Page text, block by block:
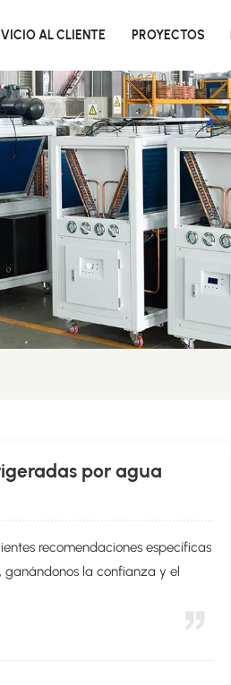
AL CLIENTE PROYECTOS
por agua
recomendaciones específicas
ganándonos la confianza y el